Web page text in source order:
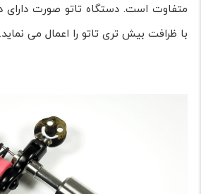
متفاوت است. دستگاه تاتو صورت دارای
با ظرافت بیش تری تاتو را اعمال می نماید.